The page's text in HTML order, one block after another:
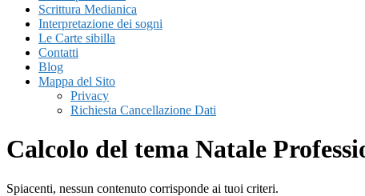
Scrittura Medianica
Interpretazione dei sogni
Le Carte sibilla
Contatti
Blog
Mappa del Sito
Privacy
Richiesta Cancellazione Dati
Calcolo del tema Natale
Spiacenti, nessun contenuto corrisponde ai tuoi criteri.